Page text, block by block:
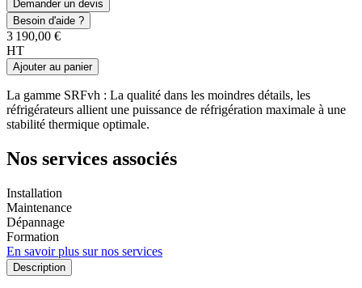
Demander un devis
Besoin d'aide ?
3 190,00 €
HT
Ajouter au panier
La gamme SRFvh : La qualité dans les moindres détails, les
réfrigérateurs allient une puissance de réfrigération maximale à une
stabilité thermique optimale.
Nos services associés
Installation
Maintenance
Dépannage
Formation
En savoir plus sur nos services
Description